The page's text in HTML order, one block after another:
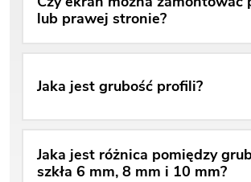
lub prawej stronie?
Jaka jest grubość profili?
Jaka jest różnica pomiędzy
szkła 6 mm, 8 mm i 10 mm?